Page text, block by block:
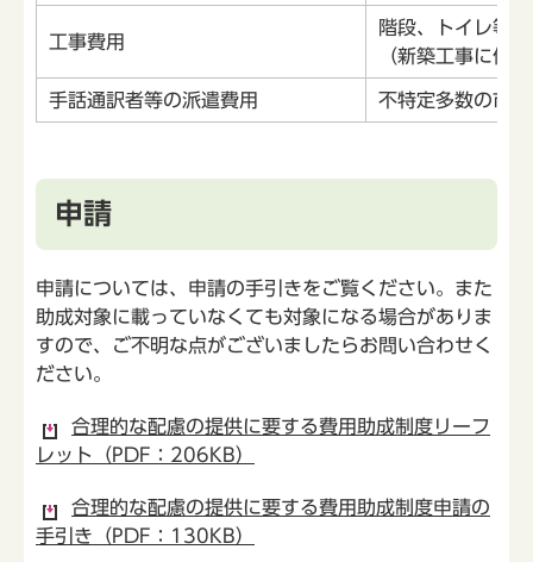
工事費用
階段、トイレ等
（新築工事に伴
手話通訳者等の派遣費用 不特定多数の市
申請
申請については、申請の手引きをご覧ください。また
助成対象に載っていなくても対象になる場合がありま
すので、ご不明な点がございましたらお問い合わせく
ださい。
合理的な配慮の提供に要する費用助成制度リーフ
レット（PDF：206KB）
合理的な配慮の提供に要する費用助成制度申請の
手引き（PDF：130KB）